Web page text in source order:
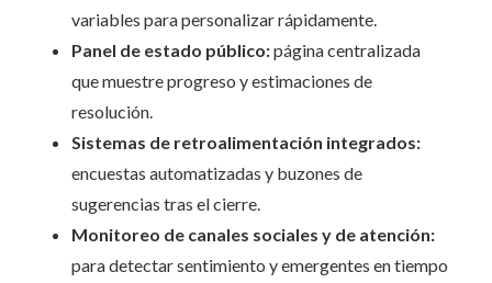
variables para personalizar rápidamente.
Panel de estado público:página centralizada
que muestre progreso y estimaciones de
resolución.
Sistemas de retroalimentación integrados:
encuestas automatizadas y buzones de
sugerencias tras el cierre.
Monitoreo de canales sociales y de atención:
para detectar sentimiento y emergentes en tiempo